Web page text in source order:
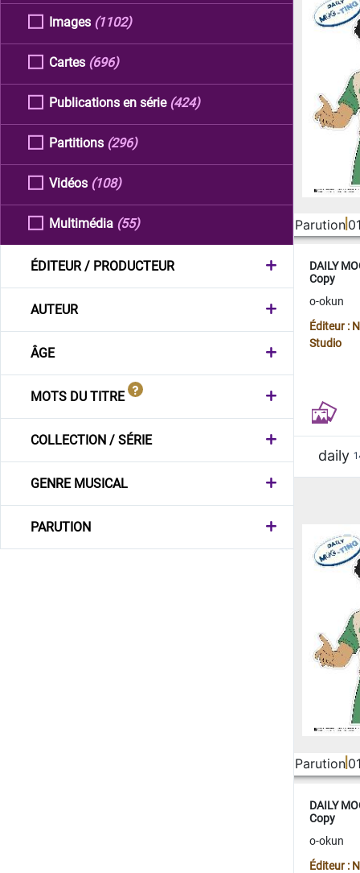
Images (1102)
Cartes (696)
Publications en série (424)
Partitions (296)
Vidéos (108)
Multimédia (55)
ÉDITEUR / PRODUCTEUR
AUTEUR
ÂGE
MOTS DU TITRE
COLLECTION / SÉRIE
GENRE MUSICAL
PARUTION
Parution
DAILY
Copy
o-okun
Éditeur :
Studio
daily
Parution
DAILY
Copy
o-okun
Éditeur :